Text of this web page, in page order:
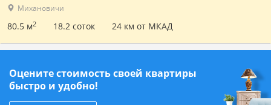
Михановичи
80.5 м2 18.2 соток 24 км от МКАД
Оцените стоимость своей квартиры
быстро и удобно!